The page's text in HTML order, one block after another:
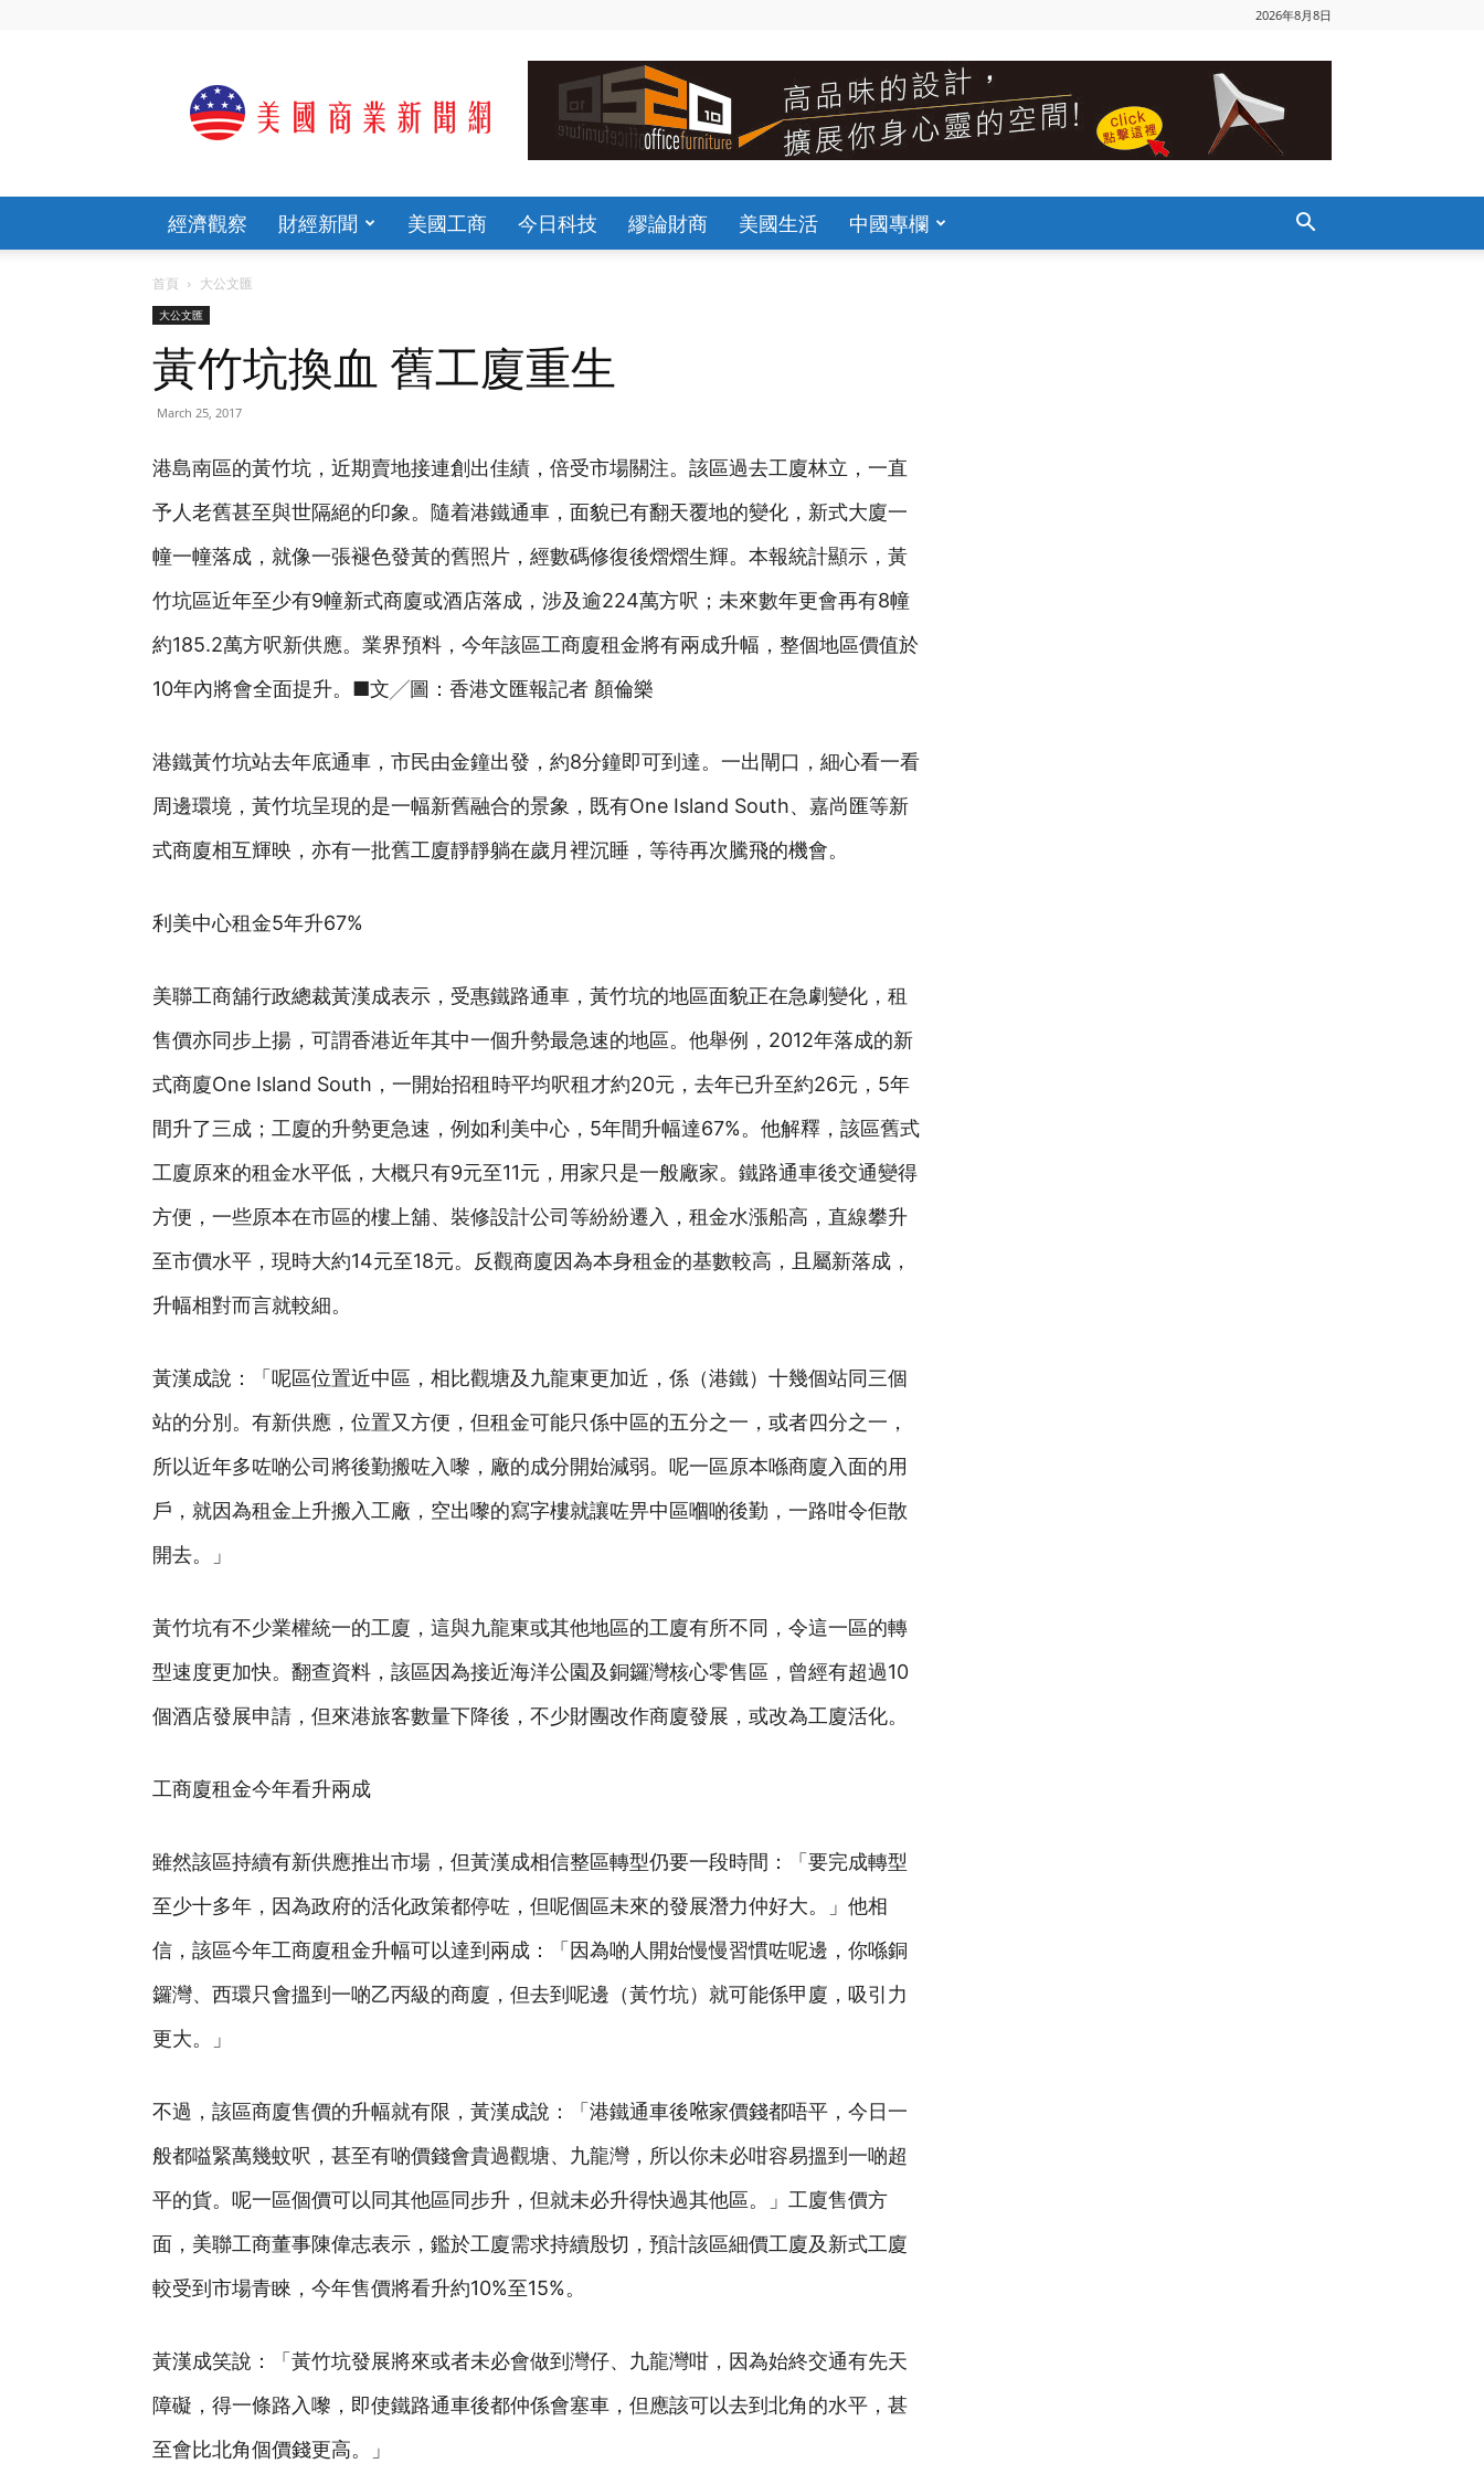
2026年8月8日
光
臨
商
業
新
網
經濟觀察 財經新聞 美國工商 今日科技 繆論財商 美國生活 中國專欄
首頁 大公文匯
大公文匯
黃竹坑換血 舊工廈重生
March 25, 2017
港島南區的黃竹坑，近期賣地接連創出佳績，倍受市場關注。該區過去工廈林立，一直
予人老舊甚至與世隔絕的印象。隨着港鐵通車，面貌已有翻天覆地的變化，新式大廈一
幢一幢落成，就像一張褪色發黃的舊照片，經數碼修復後熠熠生輝。本報統計顯示，黃
竹坑區近年至少有9幢新式商廈或酒店落成，涉及逾224萬方呎；未來數年更會再有8幢
約185.2萬方呎新供應。業界預料，今年該區工商廈租金將有兩成升幅，整個地區價值於
10年內將會全面提升。■文╱圖：香港文匯報記者 顏倫樂
港鐵黃竹坑站去年底通車，市民由金鐘出發，約8分鐘即可到達。一出閘口，細心看一看
周邊環境，黃竹坑呈現的是一幅新舊融合的景象，既有One Island South、嘉尚匯等新
式商廈相互輝映，亦有一批舊工廈靜靜躺在歲月裡沉睡，等待再次騰飛的機會。
利美中心租金5年升67%
美聯工商舖行政總裁黃漢成表示，受惠鐵路通車，黃竹坑的地區面貌正在急劇變化，租
售價亦同步上揚，可謂香港近年其中一個升勢最急速的地區。他舉例，2012年落成的新
式商廈One Island South，一開始招租時平均呎租才約20元，去年已升至約26元，5年
間升了三成；工廈的升勢更急速，例如利美中心，5年間升幅達67%。他解釋，該區舊式
工廈原來的租金水平低，大概只有9元至11元，用家只是一般廠家。鐵路通車後交通變得
方便，一些原本在市區的樓上舖、裝修設計公司等紛紛遷入，租金水漲船高，直線攀升
至市價水平，現時大約14元至18元。反觀商廈因為本身租金的基數較高，且屬新落成，
升幅相對而言就較細。
黃漢成說：「呢區位置近中區，相比觀塘及九龍東更加近，係（港鐵）十幾個站同三個
站的分別。有新供應，位置又方便，但租金可能只係中區的五分之一，或者四分之一，
所以近年多咗啲公司將後勤搬咗入嚟，廠的成分開始減弱。呢一區原本喺商廈入面的用
戶，就因為租金上升搬入工廠，空出嚟的寫字樓就讓咗畀中區嗰啲後勤，一路咁令佢散
開去。」
黃竹坑有不少業權統一的工廈，這與九龍東或其他地區的工廈有所不同，令這一區的轉
型速度更加快。翻查資料，該區因為接近海洋公園及銅鑼灣核心零售區，曾經有超過10
個酒店發展申請，但來港旅客數量下降後，不少財團改作商廈發展，或改為工廈活化。
工商廈租金今年看升兩成
雖然該區持續有新供應推出市場，但黃漢成相信整區轉型仍要一段時間：「要完成轉型
至少十多年，因為政府的活化政策都停咗，但呢個區未來的發展潛力仲好大。」他相
信，該區今年工商廈租金升幅可以達到兩成：「因為啲人開始慢慢習慣咗呢邊，你喺銅
鑼灣、西環只會搵到一啲乙丙級的商廈，但去到呢邊（黃竹坑）就可能係甲廈，吸引力
更大。」
不過，該區商廈售價的升幅就有限，黃漢成說：「港鐵通車後𠵱家價錢都唔平，今日一
般都嗌緊萬幾蚊呎，甚至有啲價錢會貴過觀塘、九龍灣，所以你未必咁容易搵到一啲超
平的貨。呢一區個價可以同其他區同步升，但就未必升得快過其他區。」工廈售價方
面，美聯工商董事陳偉志表示，鑑於工廈需求持續殷切，預計該區細價工廈及新式工廈
較受到市場青睞，今年售價將看升約10%至15%。
黃漢成笑說：「黃竹坑發展將來或者未必會做到灣仔、九龍灣咁，因為始終交通有先天
障礙，得一條路入嚟，即使鐵路通車後都仲係會塞車，但應該可以去到北角的水平，甚
至會比北角個價錢更高。」